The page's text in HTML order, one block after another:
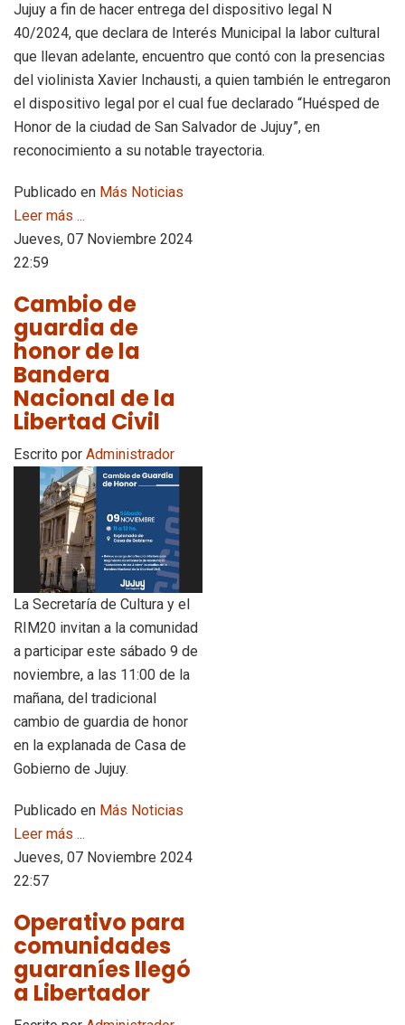
Jujuy a fin de hacer entrega del dispositivo legal N
40/2024, que declara de Interés Municipal la labor cultural
que llevan adelante, encuentro que contó con la presencias
del violinista Xavier Inchausti, a quien también le entregaron
el dispositivo legal por el cual fue declarado “Huésped de
Honor de la ciudad de San Salvador de Jujuy”, en
reconocimiento a su notable trayectoria.
Publicado en Más Noticias
Leer más ...
Jueves, 07 Noviembre 2024
22:59
Cambio de
guardia de
honor de la
Bandera
Nacional de la
Libertad Civil
Escrito por Administrador
La Secretaría de Cultura y el
RIM20 invitan a la comunidad
a participar este sábado 9 de
noviembre, a las 11:00 de la
mañana, del tradicional
cambio de guardia de honor
en la explanada de Casa de
Gobierno de Jujuy.
Publicado en Más Noticias
Leer más ...
Jueves, 07 Noviembre 2024
22:57
Operativo para
comunidades
guaraníes llegó
a Libertador